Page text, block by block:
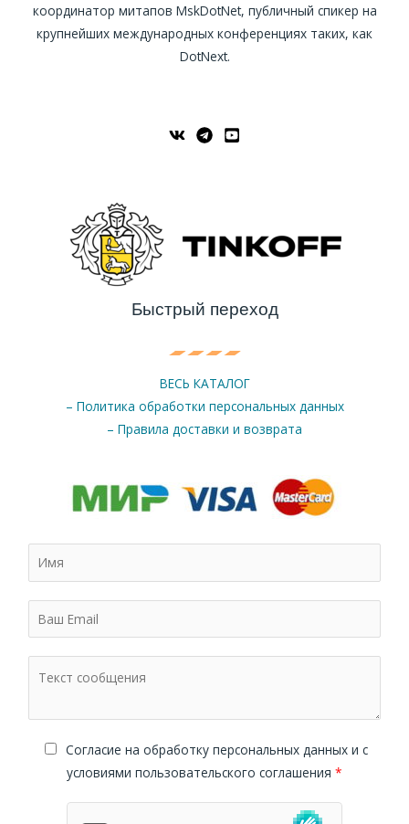
координатор митапов MskDotNet, публичный спикер на
крупнейших международных конференциях таких, как
DotNext.
Быстрый переход
ВЕСЬ КАТАЛОГ
– Политика обработки персональных данных
– Правила доставки и возврата
Cогласие на обработку персональных данных и с
условиями пользовательского соглашения *